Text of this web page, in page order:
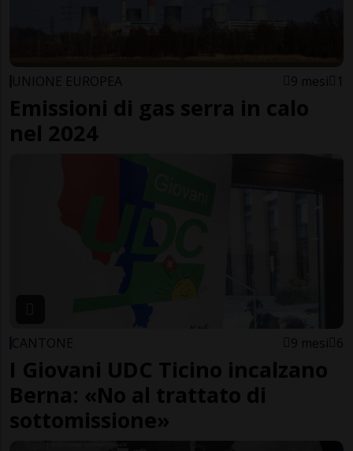
UNIONE EUROPEA 9 mesi 1
Emissioni di gas serra in calo
nel 2024
CANTONE 9 mesi 6
I Giovani UDC Ticino incalzano
Berna: «No al trattato di
sottomissione»